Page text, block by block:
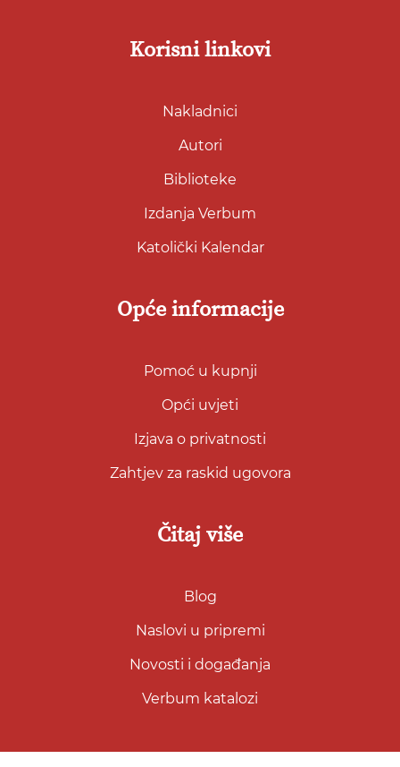
Korisni linkovi
Nakladnici
Autori
Biblioteke
Izdanja Verbum
Katolički Kalendar
Opće informacije
Pomoć u kupnji
Opći uvjeti
Izjava o privatnosti
Zahtjev za raskid ugovora
Čitaj više
Blog
Naslovi u pripremi
Novosti i događanja
Verbum katalozi